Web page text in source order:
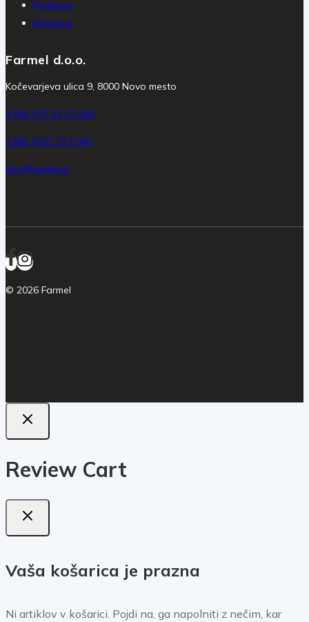
Podpora
Košarica
Farmel d.o.o.
Kočevarjeva ulica 9, 8000 Novo mesto
+386 (0)7 33 73 940
+386 (0)31 373 940
info@farmel.si
© 2026 Farmel
Review Cart
Vaša košarica je prazna
Ni artiklov v košarici. Pojdi na, ga napolniti z nečim, kar